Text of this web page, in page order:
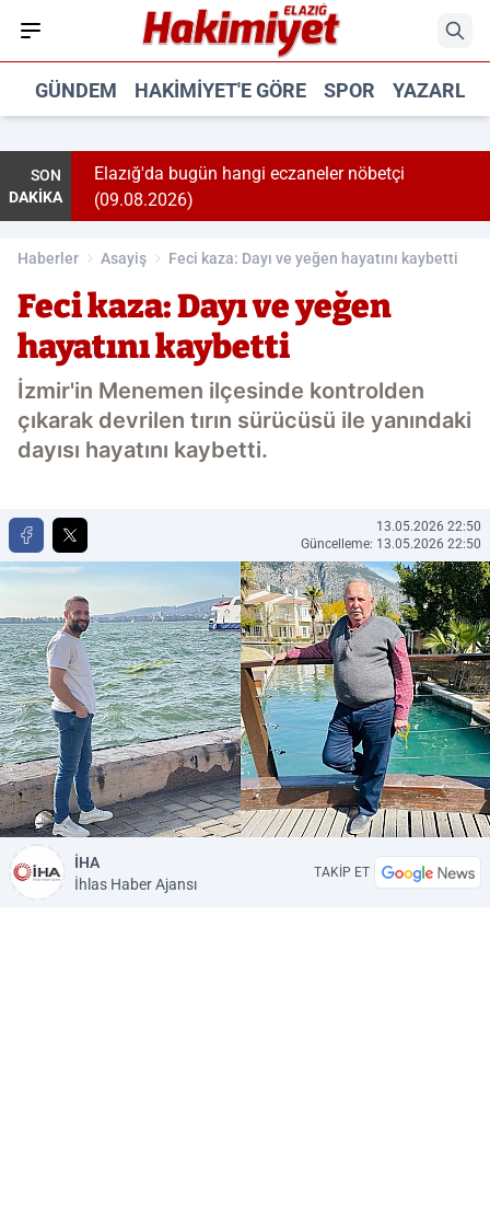
GÜNDEM HAKIMIYET'E GÖRE SPOR
SON
DAKİKA
Elazığ'da bugün hangi eczaneler nöbetçi
(09.08.2026)
Haberler Asayiş Feci kaza: Dayı ve yeğen hayatını kaybetti
Feci kaza: Dayı ve yeğen
hayatını kaybetti
İzmir'in Menemen ilçesinde kontrolden
çıkarak devrilen tırın sürücüsü ile yanındaki
dayısı hayatını kaybetti.
13.05.2026 22:50
Güncelleme: 13.05.2026 22:50
İHA
İhlas Haber Ajansı
TAKİP ET